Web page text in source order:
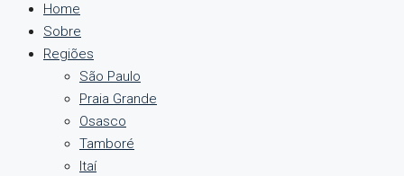
Home
Sobre
Regiões
São Paulo
Praia Grande
Osasco
Tamboré
Itaí